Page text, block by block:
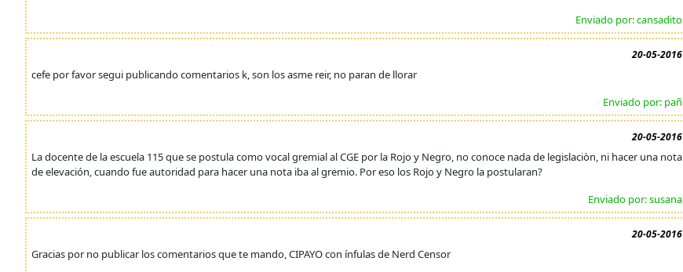
Enviado por: cansadito
20-05-2016
cefe por favor segui publicando comentarios k, son los asme reir, no paran de llorar
Enviado por: pañ
20-05-2016
La docente de la escuela 115 que se postula como vocal gremial al CGE por la Rojo y Negro, no conoce nada de legislaciòn, ni hacer una nota
de elevación, cuando fue autoridad para hacer una nota iba al gremio. Por eso los Rojo y Negro la postularan?
Enviado por: susana
20-05-2016
Gracias por no publicar los comentarios que te mando, CIPAYO con ínfulas de Nerd Censor